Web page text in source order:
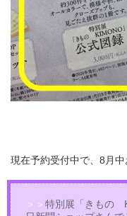
現在予約受付中で、8月中
＞＞ 特別展「きもの